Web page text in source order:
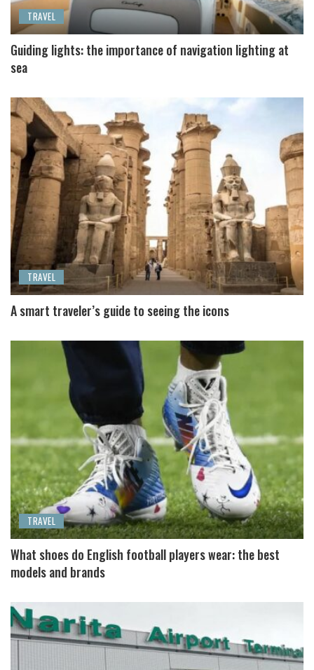
TRAVEL
Guiding lights: the importance of navigation lighting at
sea
TRAVEL
A smart traveler’s guide to seeing the icons
TRAVEL
What shoes do English football players wear: the best
models and brands